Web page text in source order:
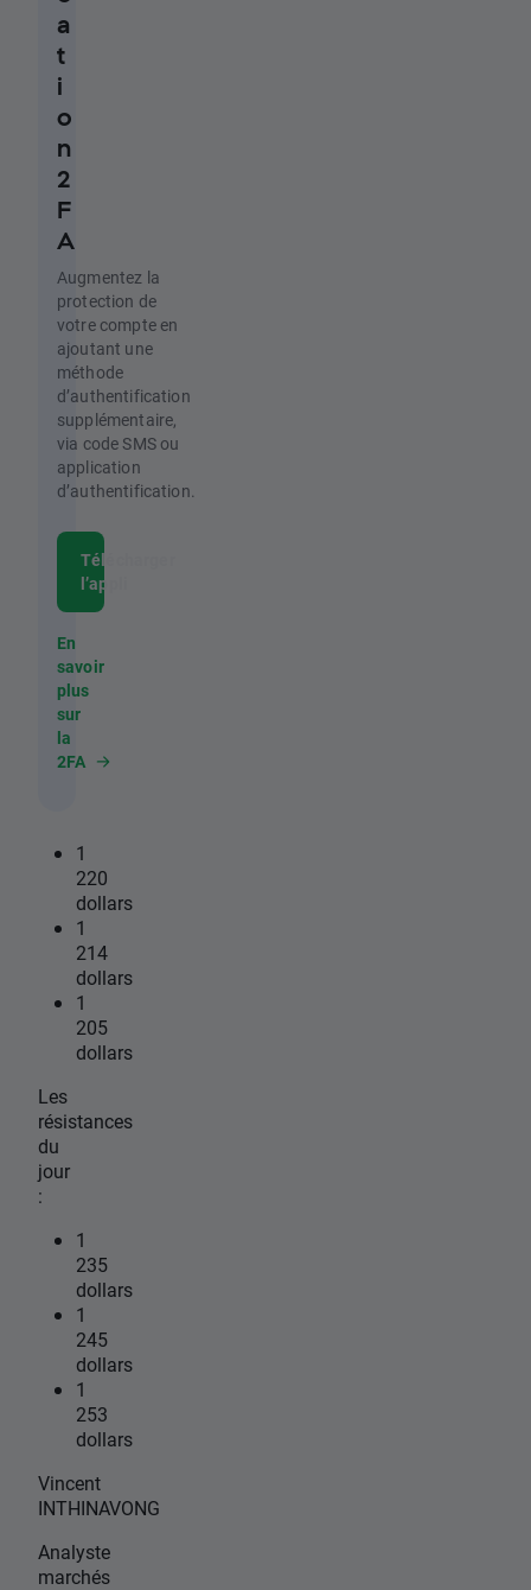
a
t
i
o
n
2
F
A
Augmentez la
protection de
votre compte en
ajoutant une
méthode
d’authentification
supplémentaire,
via code SMS ou
application
d’authentification.
Télécharger
l’appli
En
savoir
plus
sur
la
2FA
1
220
dollars
1
214
dollars
1
205
dollars
Les
résistances
du
jour
:
1
235
dollars
1
245
dollars
1
253
dollars
Vincent
INTHINAVONG
Analyste
marchés